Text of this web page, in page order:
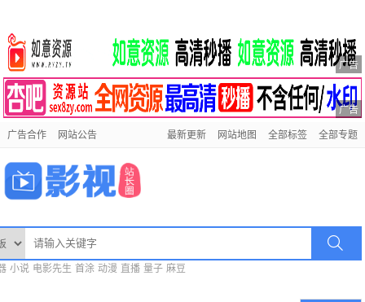
广告
广告
广告合作 网站公告 最新更新 网站地图 全部标签 全部专题
小说 电影先生 首涂 动漫 直播 量子 麻豆